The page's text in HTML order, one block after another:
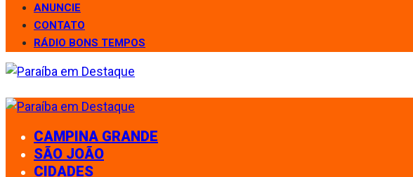
ANUNCIE
CONTATO
RÁDIO BONS TEMPOS
CAMPINA GRANDE
SÃO JOÃO
CIDADES